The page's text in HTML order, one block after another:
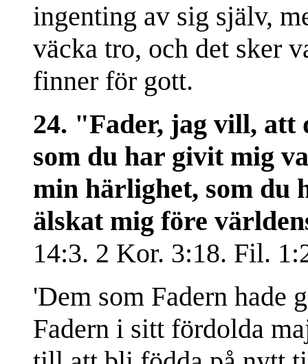
ingenting av sig själv,
väcka tro, och det sker
finner för gott.
24. "Fader, jag vill, att
som du har givit mig
min härlighet, som du
älskat mig före
14:3. 2 Kor. 3:18. Fil.
'Dem som Fadern hade
Fadern i sitt fördolda